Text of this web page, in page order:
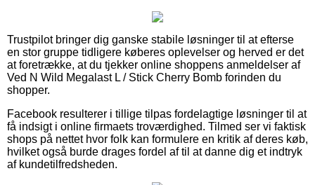
Trustpilot bringer dig ganske stabile løsninger til at efterse
en stor gruppe tidligere køberes oplevelser og herved er det
at foretrække, at du tjekker online shoppens anmeldelser af
Ved N Wild Megalast L / Stick Cherry Bomb forinden du
shopper.
Facebook resulterer i tillige tilpas fordelagtige løsninger til at
få indsigt i online firmaets troværdighed. Tilmed ser vi faktisk
shops på nettet hvor folk kan formulere en kritik af deres køb,
hvilket også burde drages fordel af til at danne dig et indtryk
af kundetilfredsheden.